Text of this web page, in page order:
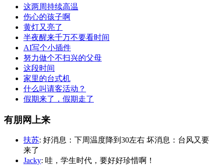
这两周持续高温
伤心的孩子啊
黄灯又亮了
半夜醒来千万不要看时间
AI写个小插件
努力做个不扫兴的父母
这段时间
家里的台式机
什么叫请客活动？
假期来了，假期走了
有朋网上来
扶苏: 好消息：下周温度降到30左右 坏消息：台风又要
来了
Jacky: 哇，学生时代，要好好珍惜啊！